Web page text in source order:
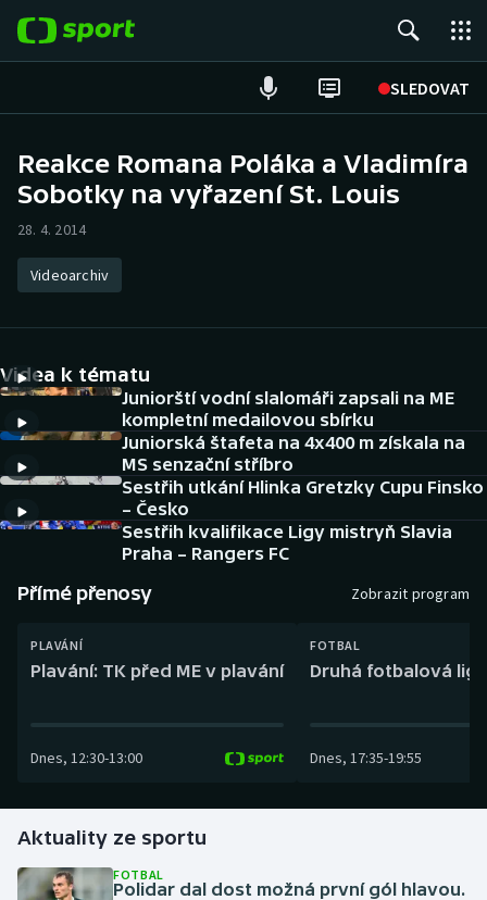
SLEDOVAT
Hokej
Atletika
DALŠÍ SPORTY
Americký fotbal
Baseball a softbal
Biatlon
Boby a skeleton
Curling
Dostihy
Florbal
NEPŘEHLÉDNĚTE
Historické návraty
Aplikace ČT sport
AZ kvíz
Reakce Romana Poláka a Vladimíra
Sobotky na vyřazení St. Louis
28. 4. 2014
Videoarchiv
Videa k tématu
Juniorští vodní slalomáři zapsali na ME
kompletní medailovou sbírku
Juniorská štafeta na 4x400 m získala na
MS senzační stříbro
Sestřih utkání Hlinka Gretzky Cupu Finsko
– Česko
Sestřih kvalifikace Ligy mistryň Slavia
Praha – Rangers FC
Přímé přenosy Zobrazit program
PLAVÁNÍ
Plavání: TK před ME v plavání
Dnes, 12:30-13:00
FOTBAL
Druhá fotbalová
Dnes, 17:35-19:55
Aktuality ze sportu
FOTBAL
Polidar dal dost možná první gól hlavou.